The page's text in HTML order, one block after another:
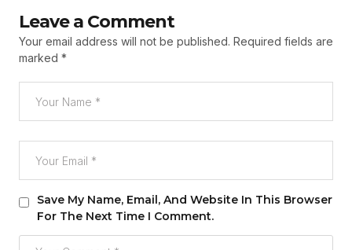
Leave a Comment
Your email address will not be published. Required fields are
marked *
Save My Name, Email, And Website In This Browser
For The Next Time I Comment.